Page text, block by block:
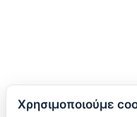
Χρησιμοποιούμε